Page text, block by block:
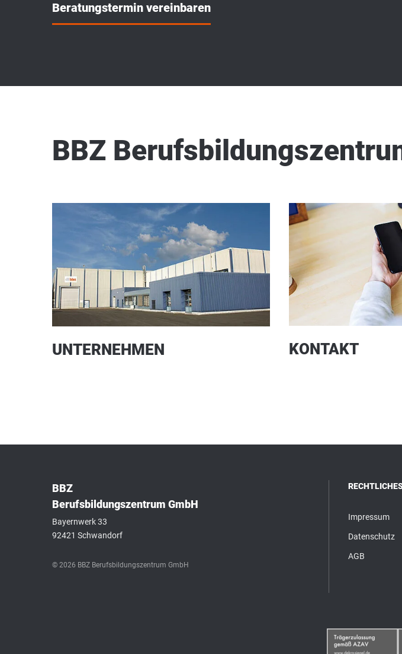
Beratungstermin vereinbaren
BBZ
UNTERNEHMEN KONTAKT
BBZ
Berufsbildungszentrum GmbH
Bayernwerk 33
92421 Schwandorf
© 2026 BBZ Berufsbildungszentrum GmbH
Impressum
Datenschutz
AGB